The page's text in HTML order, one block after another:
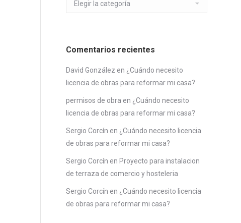
Comentarios recientes
David González en ¿Cuándo necesito
licencia de obras para reformar mi casa?
permisos de obra en ¿Cuándo necesito
licencia de obras para reformar mi casa?
Sergio Corcín en ¿Cuándo necesito licencia
de obras para reformar mi casa?
Sergio Corcín en Proyecto para instalacion
de terraza de comercio y hosteleria
Sergio Corcín en ¿Cuándo necesito licencia
de obras para reformar mi casa?